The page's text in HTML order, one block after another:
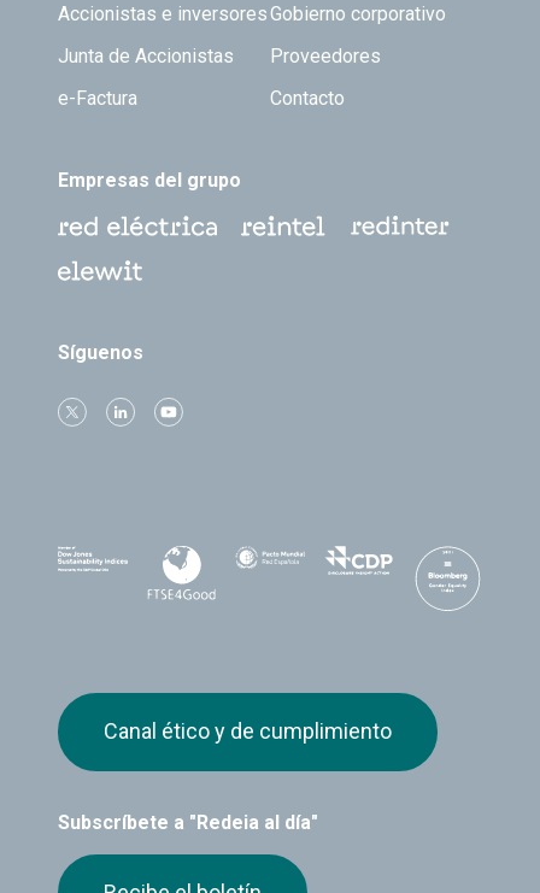
Accionistas e inversoresGobierno corporativo
Junta de Accionistas
Proveedores
e-Factura
Contacto
Empresas del grupo
Síguenos
Subscríbete a "Redeia al día"
Canal ético y de cumplimiento